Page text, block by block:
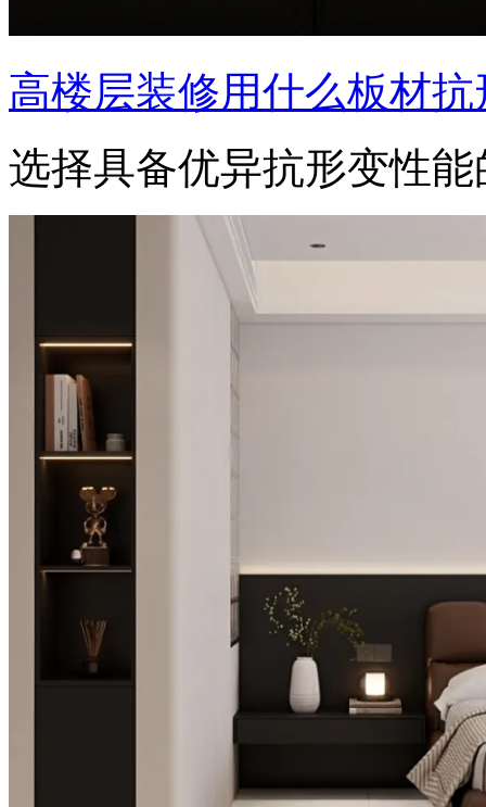
高楼层装修用什么板材抗
选择具备优异抗形变性